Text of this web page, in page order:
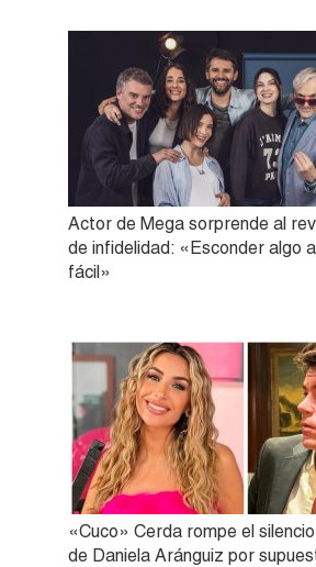
Actor de Mega sorprende al
de infidelidad: «Esconder algo
fácil»
«Cuco» Cerda rompe el
de Daniela Aránguiz por